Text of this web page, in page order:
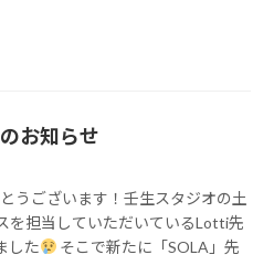
お知らせ
うございます！壬生スタジオの土
を担当していただいているLotti先
した
そこで新たに「SOLA」先